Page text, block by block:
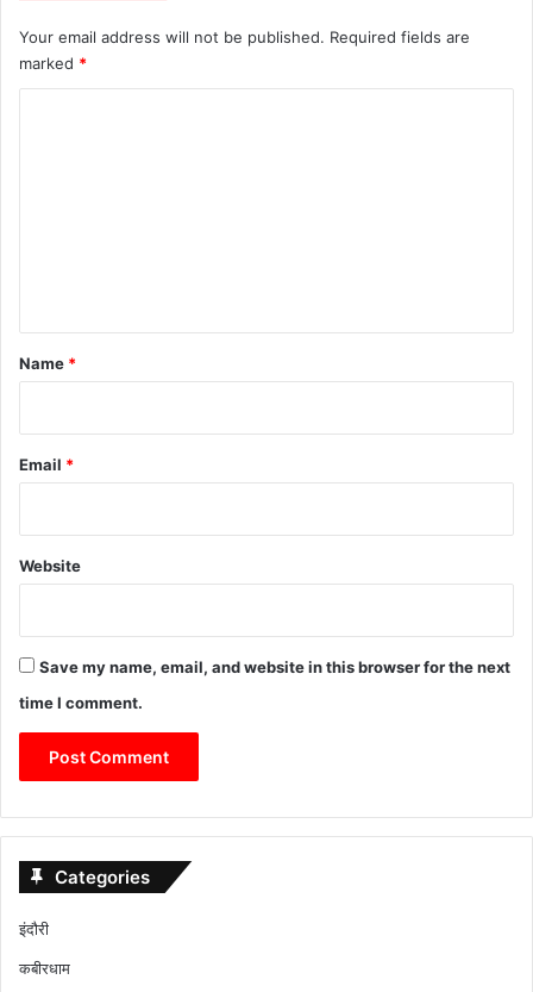
Your email address will not be published. Required fields are
marked *
*
Name *
Email *
Website
Save my name, email, and website in this browser for the next
time I comment.
Categories
इंदौरी
कबीरधाम